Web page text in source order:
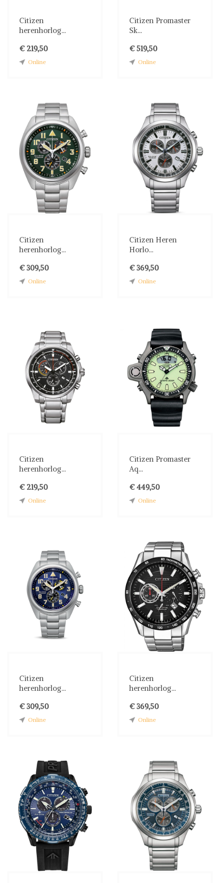
Citizen
herenhorlog...
€ 219,50
Online
Citizen Promaster
Sk...
€ 519,50
Online
Citizen
herenhorlog...
€ 309,50
Online
Citizen Heren
Horlo...
€ 369,50
Online
Citizen
herenhorlog...
€ 219,50
Online
Citizen Promaster
Aq...
€ 449,50
Online
Citizen
herenhorlog...
€ 309,50
Online
Citizen
herenhorlog...
€ 369,50
Online